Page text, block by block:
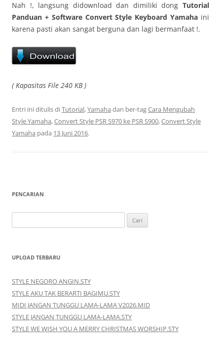
Nah !, langsung didownload dan dimiliki dong Tutorial
Panduan + Software Convert Style Keyboard Yamaha ini
karena pasti akan sangat berguna dan lagi bermanfaat !.
( Kapasitas File 240 KB )
Entri ini ditulis diTutorial,Yamaha dan ber-tagCara Mengubah
Style Yamaha,Convert Style PSR S970 ke PSR S900,Convert Style
Yamaha pada 13 Juni 2016.
PENCARIAN
untuk:
UPLOAD TERBARU
STYLE NEGORO ANGIN.STY
STYLE AKU TAK BERARTI BAGIMU.STY
MIDI JANGAN TUNGGU LAMA-LAMA V2026.MID
STYLE JANGAN TUNGGU LAMA-LAMA.STY
STYLE WE WISH YOU A MERRY CHRISTMAS WORSHIP.STY